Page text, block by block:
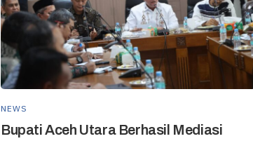
NEWS
Bupati Aceh Utara Berhasil Mediasi